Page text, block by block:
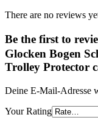
There are no reviews
Be the first to
Glocken Bogen
Trolley Protector
Deine E-Mail-Adresse
Your Rating